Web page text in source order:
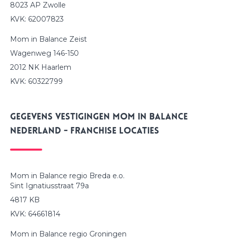
8023 AP Zwolle
KVK: 62007823
Mom in Balance Zeist
Wagenweg 146-150
2012 NK Haarlem
KVK: 60322799
Gegevens vestigingen Mom in Balance
Nederland - Franchise locaties
Mom in Balance regio Breda e.o.
Sint Ignatiusstraat 79a
4817 KB
KVK: 64661814
Mom in Balance regio Groningen